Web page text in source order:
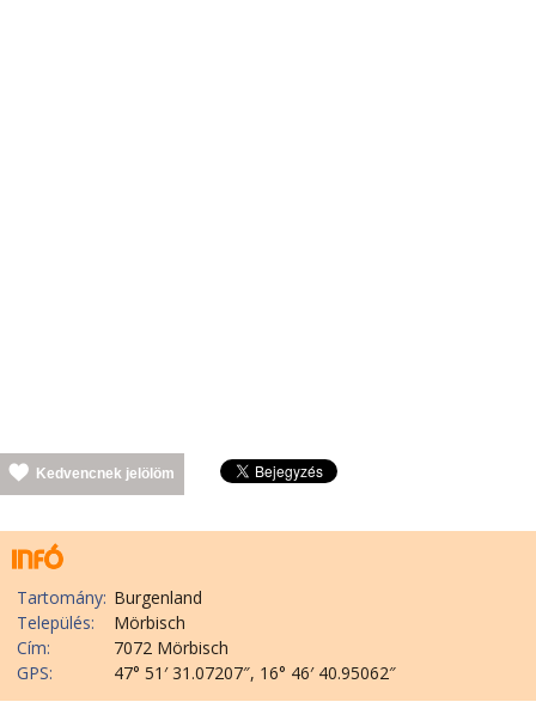
Kedvencnek jelölöm
Tartomány: Burgenland
Település:
Mörbisch
Cím:
7072 Mörbisch
GPS:
47° 51′ 31.07207″, 16° 46′ 40.95062″